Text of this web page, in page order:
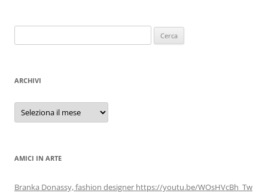
per:
ARCHIVI
Archivi
AMICI IN ARTE
Branka Donassy, fashion designer https://youtu.be/WOsHVcBh_Tw